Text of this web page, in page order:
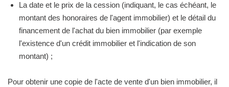
La date et le prix de la cession (indiquant, le cas échéant, le
montant des honoraires de l'agent immobilier) et le détail du
financement de l'achat du bien immobilier (par exemple
l'existence d'un crédit immobilier et l'indication de son
montant) ;
Pour obtenir une copie de l'acte de vente d'un bien immobilier, il